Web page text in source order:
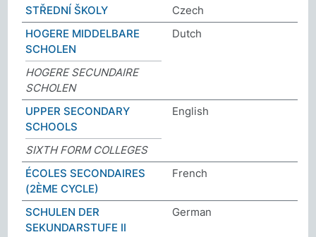
STŘEDNÍ ŠKOLY
Czech
HOGERE MIDDELBARE
SCHOLEN
Dutch
HOGERE SECUNDAIRE
SCHOLEN
UPPER SECONDARY
SCHOOLS
English
SIXTH FORM COLLEGES
ÉCOLES SECONDAIRES
(2ÈME CYCLE)
French
SCHULEN DER
SEKUNDARSTUFE II
German